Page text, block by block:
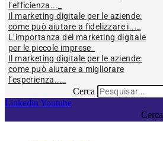
l’efficienza...
Il marketing digitale per le aziende:
come può aiutare a fidelizzare i...
L’importanza del marketing digitale
per le piccole imprese
Il marketing digitale per le aziende:
come può aiutare a migliorare
l’esperienza...
Cerca
Linkedin Youtube
Cerca